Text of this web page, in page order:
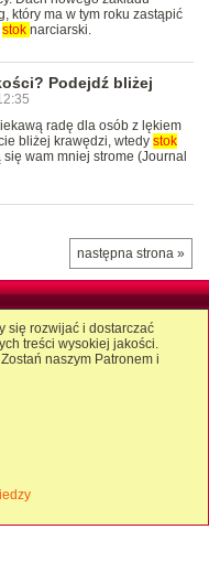
który ma w tym roku zastąpić
stok narciarski.
Podejdź bliżej
radę dla osób z lękiem
bliżej krawędzi, wtedy stok
wam mniej strome (Journal
następna strona »
się rozwijać i dostarczać
treści wysokiej jakości.
naszym Patronem i